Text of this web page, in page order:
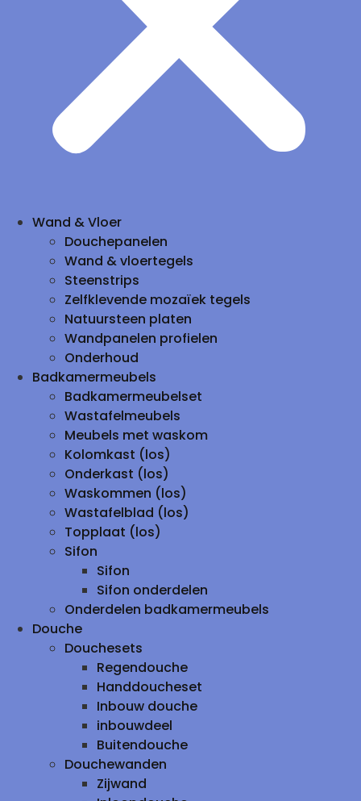
Wand & Vloer
Douchepanelen
Wand & vloertegels
Steenstrips
Zelfklevende mozaïek tegels
Natuursteen platen
Wandpanelen profielen
Onderhoud
Badkamermeubels
Badkamermeubelset
Wastafelmeubels
Meubels met waskom
Kolomkast (los)
Onderkast (los)
Waskommen (los)
Wastafelblad (los)
Topplaat (los)
Sifon
Sifon
Sifon onderdelen
Onderdelen badkamermeubels
Douche
Douchesets
Regendouche
Handdoucheset
Inbouw douche
inbouwdeel
Buitendouche
Douchewanden
Zijwand